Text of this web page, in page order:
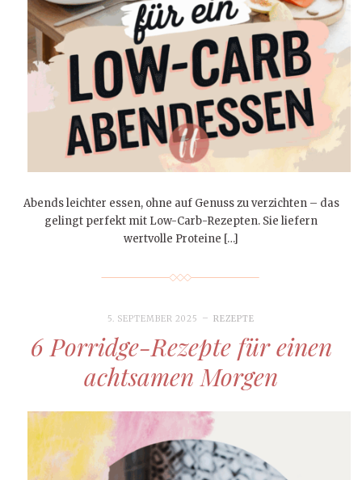
Abends leichter essen, ohne auf Genuss zu verzichten – das
gelingt perfekt mit Low-Carb-Rezepten. Sie liefern
wertvolle Proteine […]
5. SEPTEMBER 2025 REZEPTE
6 Porridge-Rezepte für einen
achtsamen Morgen